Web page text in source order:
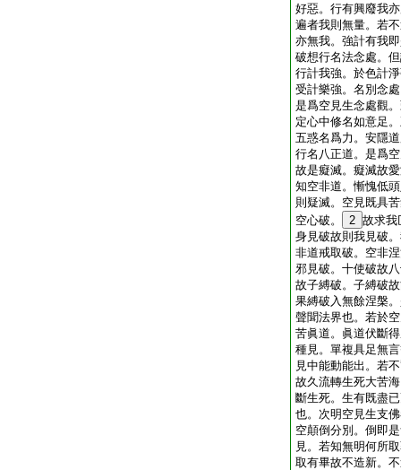
好惡。行有興廢我
遍者我則無量。若
亦無我。強計有我
破想行名法念處。
行計我強。於色計
受計樂強。名別念
是爲空見生念處觀
定心中修名如意足
五惑名爲力。安隱
行名八正道。是爲
故是癡滅。癡滅故
知空非道。慚愧低
則疑滅。空見既具
空心破。
2 故求我
身見破故則我見破
非道戒取破。空非
邪見破。十使破故
故子縛破。子縛破
果縛破入無餘涅槃
聲聞法界也。若於
苦眞道。眞道伏斷
種見。單複具足無
見中能動能出。若
故久流轉生死大苦
斷生死。生有既盡
也。次明空見生支
空顛倒分別。倒即
見。若知無明何所
取有畢故不造新。